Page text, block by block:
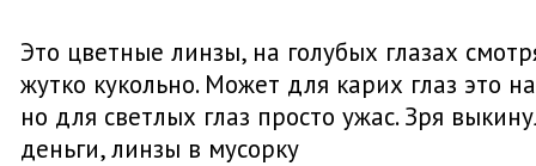
Это цветные линзы, на голубых глазах
жутко кукольно. Может для карих глаз это
но для светлых глаз просто ужас. Зря
деньги, линзы в мусорку